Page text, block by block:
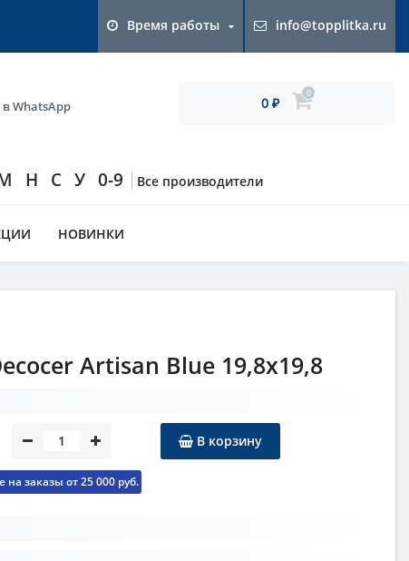
Время работы info@topplitka.ru
WhatsApp 0₽
0
Н С У 0-9 Все производители
НОВИНКИ
Artisan Blue 19,8x19,8
В корзину
на заказы от 25 000 руб.